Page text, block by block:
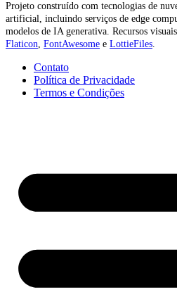
Projeto construído com tecnologias de
artificial, incluindo serviços de edge
modelos de IA generativa. Recursos
Flaticon, FontAwesome e LottieFiles.
Contato
Política de Privacidade
Termos e Condições